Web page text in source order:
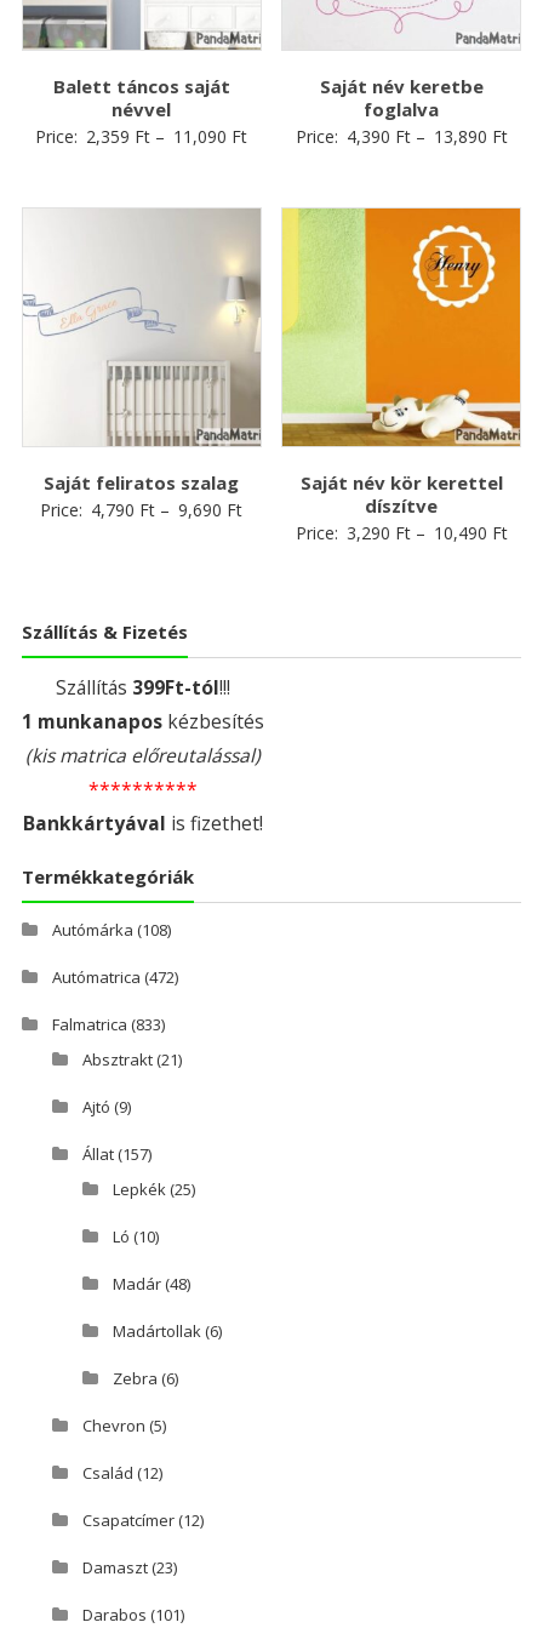
Balett táncos saját
névvel
Price: 2,359 Ft – 11,090 Ft
Saját név keretbe
foglalva
Price: 4,390 Ft– 13,890 Ft
Saját feliratos szalag
Price: 4,790 Ft – 9,690 Ft
Saját név kör kerettel
díszítve
Price: 3,290 Ft– 10,490 Ft
Szállítás & Fizetés
Szállítás 399Ft-tól!!!
1 munkanaposkézbesítés
(kis matrica előreutalással)
**********
Bankkártyával is fizethet!
Termékkategóriák
Autómárka (108)
Autómatrica (472)
Falmatrica (833)
Absztrakt(21)
Ajtó (9)
Állat(157)
Lepkék(25)
Ló (10)
Madár(48)
Madártollak(6)
Zebra (6)
Chevron (5)
Család (12)
Csapatcímer(12)
Damaszt(23)
Darabos (101)